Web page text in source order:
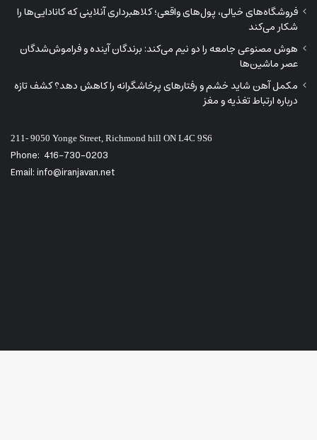
فروشگاه‌های خیالی، پول‌های واقعی؛ کلاهبرداری آنلاینی که کانادایی‌ها را
شکار می‌کند
هوش مصنوعی جامعه را دو نیم می‌کند: برندگان آینده و فراموش‌شدگان
عصر ماشین‌ها
مکمل آهن شاید خشم و رفتارهای پرخاشگرانه را کاهش دهد؟ کشف تازه
درباره ارتباط تغذیه و مغز
211- 9050 Yonge Street, Richmond hill ON L4C 9S6
Phone: 416-730-0203
Email: info@iranjavan.net